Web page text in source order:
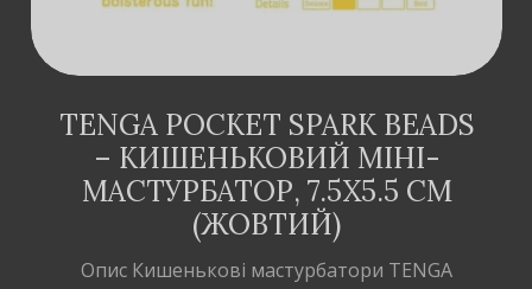
TENGA POCKET SPARK BEADS
– КИШЕНЬКОВИЙ МІНІ-
МАСТУРБАТОР, 7.5Х5.5 СМ
(ЖОВТИЙ)
Опис Кишенькові мастурбатори TENGA